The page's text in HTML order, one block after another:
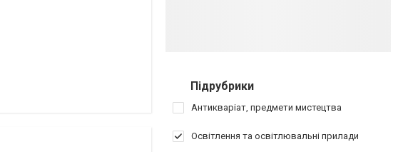
Підрубрики
Антикваріат, предмети мистецтва
Освітлення та освітлювальні прилади